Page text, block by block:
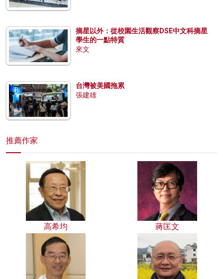
摘星以外：從校園生活觀察DSE中文科摘星
學生的一點特質
來文
台灣被美國拖累
張建雄
推薦作家
高希均 蔣匡文